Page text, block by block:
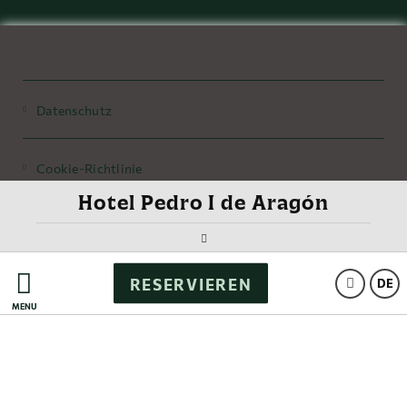
MENÜ
DE
RESERVIEREN
Hotel Pedro I de Aragón
Datenschutz
Cookie-Richtlinie
Legaler Hinweis / Imprint